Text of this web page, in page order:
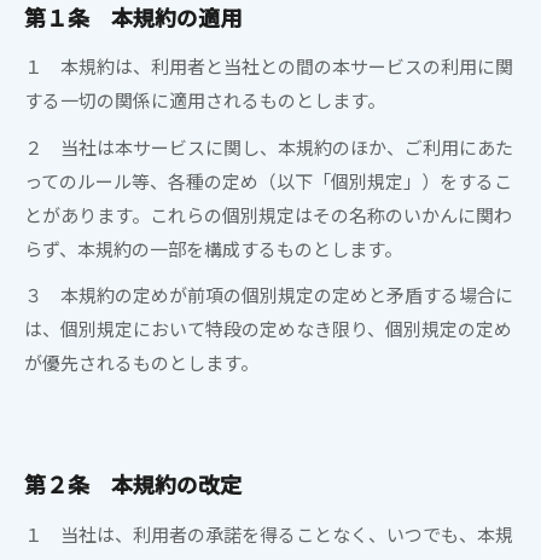
ご利用ガイド
よくあるご質問
第１条 本規約の適用
１ 本規約は、利用者と当社との間の本サービスの利用に関
する一切の関係に適用されるものとします。
２ 当社は本サービスに関し、本規約のほか、ご利用にあた
ってのルール等、各種の定め（以下「個別規定」）をするこ
とがあります。これらの個別規定はその名称のいかんに関わ
らず、本規約の一部を構成するものとします。
３ 本規約の定めが前項の個別規定の定めと矛盾する場合に
は、個別規定において特段の定めなき限り、個別規定の定め
が優先されるものとします。
第２条 本規約の改定
１ 当社は、利用者の承諾を得ることなく、いつでも、本規